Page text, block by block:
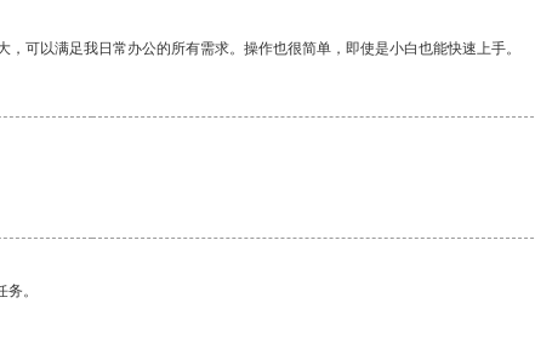
可以满足我日常办公的所有需求。操作也很简单，即使是小白也能快速上手。
。